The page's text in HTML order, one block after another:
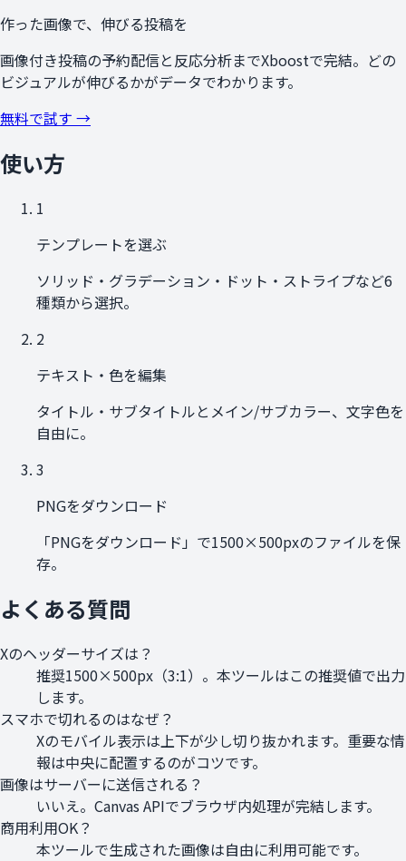
作った画像で、伸びる投稿を
画像付き投稿の予約配信と反応分析までXboostで完結。どの
ビジュアルが伸びるかがデータでわかります。
無料で試す →
使い方
1
テンプレートを選ぶ
ソリッド・グラデーション・ドット・ストライプなど6
種類から選択。
2
テキスト・色を編集
タイトル・サブタイトルとメイン/サブカラー、文字色を
自由に。
3
PNGをダウンロード
「PNGをダウンロード」で1500×500pxのファイルを保
存。
よくある質問
Xのヘッダーサイズは？
推奨1500×500px（3:1）。本ツールはこの推奨値で出力
します。
スマホで切れるのはなぜ？
Xのモバイル表示は上下が少し切り抜かれます。重要な情
報は中央に配置するのがコツです。
画像はサーバーに送信される？
いいえ。Canvas APIでブラウザ内処理が完結します。
商用利用OK？
本ツールで生成された画像は自由に利用可能です。